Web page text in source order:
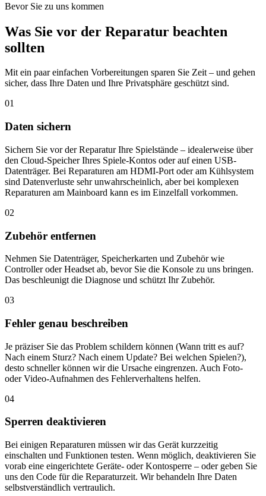
Bevor Sie zu uns kommen
Was Sie vor der Reparatur beachten
sollten
Mit ein paar einfachen Vorbereitungen sparen Sie Zeit – und gehen
sicher, dass Ihre Daten und Ihre Privatsphäre geschützt sind.
01
Daten sichern
Sichern Sie vor der Reparatur Ihre Spielstände – idealerweise über
den Cloud-Speicher Ihres Spiele-Kontos oder auf einen USB-
Datenträger. Bei Reparaturen am HDMI-Port oder am Kühlsystem
sind Datenverluste sehr unwahrscheinlich, aber bei komplexen
Reparaturen am Mainboard kann es im Einzelfall vorkommen.
02
Zubehör entfernen
Nehmen Sie Datenträger, Speicherkarten und Zubehör wie
Controller oder Headset ab, bevor Sie die Konsole zu uns bringen.
Das beschleunigt die Diagnose und schützt Ihr Zubehör.
03
Fehler genau beschreiben
Je präziser Sie das Problem schildern können (Wann tritt es auf?
Nach einem Sturz? Nach einem Update? Bei welchen Spielen?),
desto schneller können wir die Ursache eingrenzen. Auch Foto-
oder Video-Aufnahmen des Fehlerverhaltens helfen.
04
Sperren deaktivieren
Bei einigen Reparaturen müssen wir das Gerät kurzzeitig
einschalten und Funktionen testen. Wenn möglich, deaktivieren Sie
vorab eine eingerichtete Geräte- oder Kontosperre – oder geben Sie
uns den Code für die Reparaturzeit. Wir behandeln Ihre Daten
selbstverständlich vertraulich.